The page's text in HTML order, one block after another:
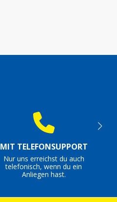
MIT TELEFONSUPPORT
Nur uns erreichst du auch
telefonisch, wenn du ein
Anliegen hast.